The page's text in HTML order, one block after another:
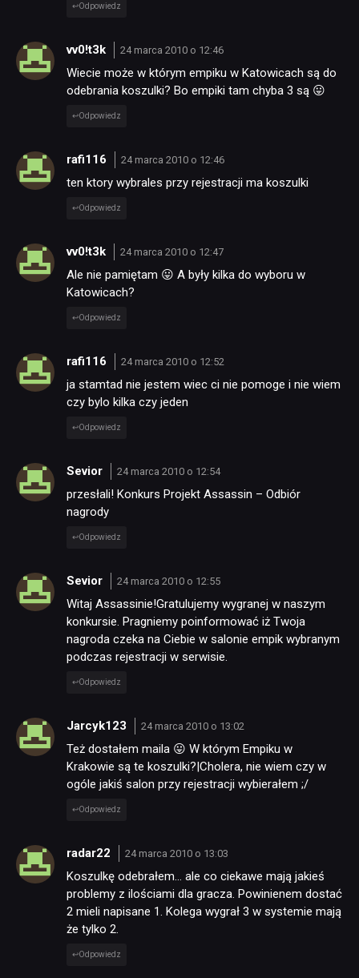
Odpowiedz
vv0!t3k 24 marca 2010 o 12:46
Wiecie może w którym empiku w Katowicach są do
odebrania koszulki? Bo empiki tam chyba 3 są 😛
Odpowiedz
rafi116 24 marca 2010 o 12:46
ten ktory wybrales przy rejestracji ma koszulki
Odpowiedz
vv0!t3k 24 marca 2010 o 12:47
Ale nie pamiętam 😛 A były kilka do wyboru w
Katowicach?
Odpowiedz
rafi116 24 marca 2010 o 12:52
ja stamtad nie jestem wiec ci nie pomoge i nie wiem
czy bylo kilka czy jeden
Odpowiedz
Sevior 24 marca 2010 o 12:54
przesłali! Konkurs Projekt Assassin – Odbiór
nagrody
Odpowiedz
Sevior 24 marca 2010 o 12:55
Witaj Assassinie!Gratulujemy wygranej w naszym
konkursie. Pragniemy poinformować iż Twoja
nagroda czeka na Ciebie w salonie empik wybranym
podczas rejestracji w serwisie.
Odpowiedz
Jarcyk123 24 marca 2010 o 13:02
Też dostałem maila 😛 W którym Empiku w
Krakowie są te koszulki?|Cholera, nie wiem czy w
ogóle jakiś salon przy rejestracji wybierałem ;/
Odpowiedz
radar22 24 marca 2010 o 13:03
Koszulkę odebrałem… ale co ciekawe mają jakieś
problemy z ilościami dla gracza. Powinienem dostać
2 mieli napisane 1. Kolega wygrał 3 w systemie mają
że tylko 2.
Odpowiedz